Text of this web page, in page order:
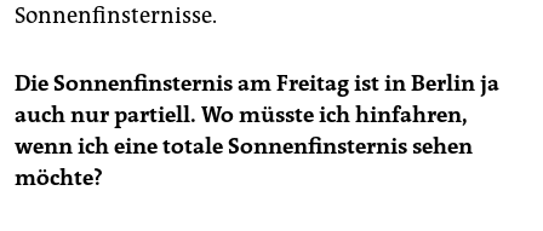
Sonnenfinsternisse.
Die Sonnenfinsternis am Freitag ist in Berlin ja
auch nur partiell. Wo müsste ich hinfahren,
wenn ich eine totale Sonnenfinsternis sehen
möchte?